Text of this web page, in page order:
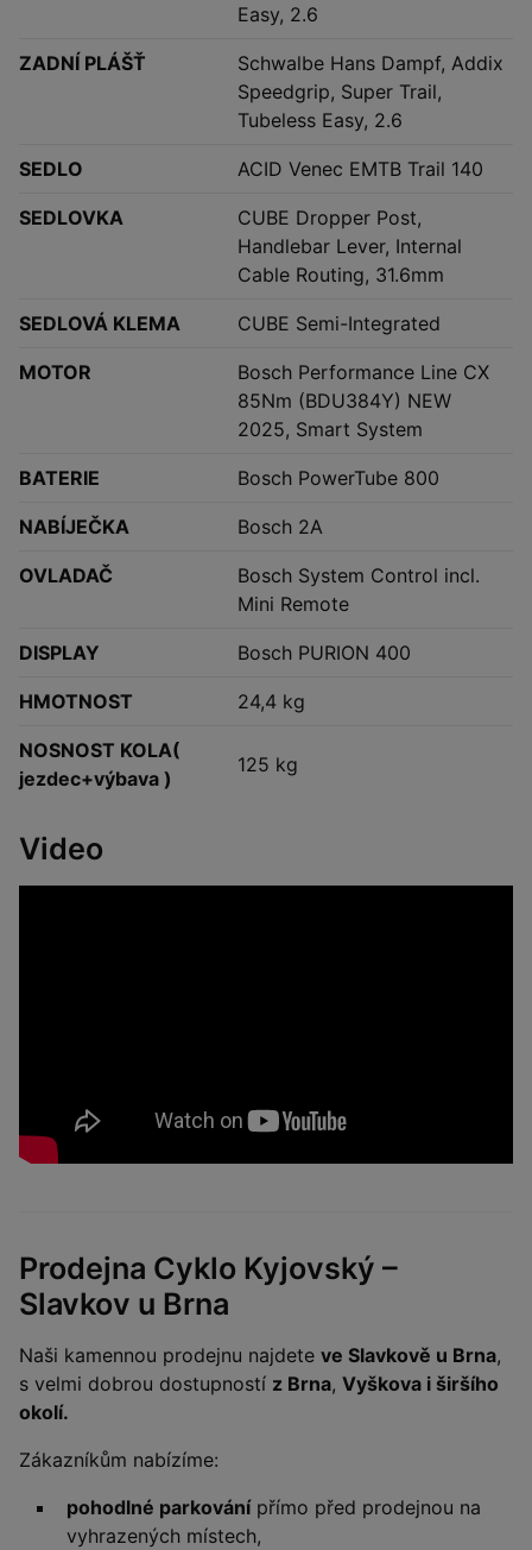
Easy, 2.6
ZADNÍ PLÁŠŤ
Schwalbe Hans Dampf, Addix
Speedgrip, Super Trail,
Tubeless Easy, 2.6
SEDLO ACID Venec EMTB Trail 140
SEDLOVKA
CUBE Dropper Post,
Handlebar Lever, Internal
Cable Routing, 31.6mm
SEDLOVÁ KLEMA CUBE Semi-Integrated
MOTOR
Bosch Performance Line CX
85Nm (BDU384Y) NEW
2025, Smart System
BATERIE Bosch PowerTube 800
NABÍJEČKA Bosch 2A
OVLADAČ
Bosch System Control incl.
Mini Remote
DISPLAY Bosch PURION 400
HMOTNOST 24,4 kg
NOSNOST KOLA(
jezdec+výbava )
125 kg
Video
Prodejna Cyklo Kyjovský –
Slavkov u Brna
Naši kamennou prodejnu najdete ve Slavkově u Brna,
s velmi dobrou dostupností z Brna, Vyškova i širšího
okolí.
Zákazníkům nabízíme:
pohodlné parkovánípřímo před prodejnou na
vyhrazených místech,